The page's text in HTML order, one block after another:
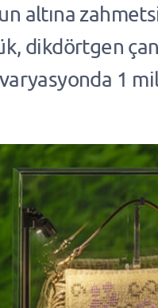
altına
dikdörtgen
1